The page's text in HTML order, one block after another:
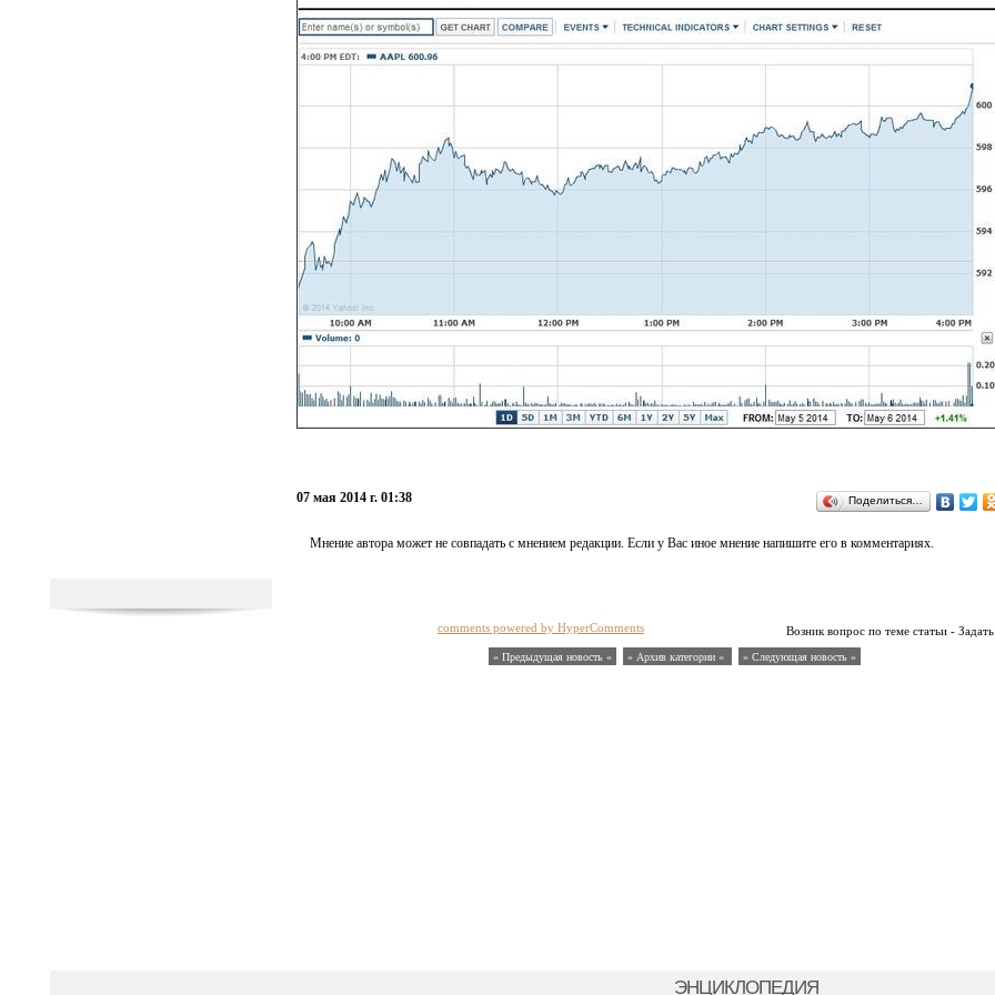
07 мая 2014 г. 01:38 Поделиться…
Мнение автора может не совпадать с мнением редакции. Если у Вас иное мнение напишите его в комментариях.
Возник вопрос по теме статьи -
comments powered by HyperComments
« Предыдущая новость « » Архив категории « » Следующая новость »
ЭНЦИКЛОПЕДИЯ